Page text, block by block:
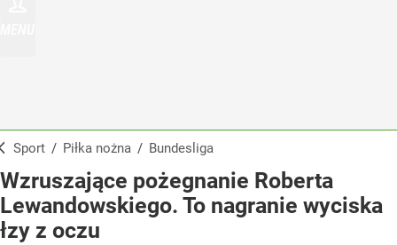
Sport / Piłka nożna / Bundesliga
Wzruszające pożegnanie Roberta
Lewandowskiego. To nagranie wyciska
łzy z oczu